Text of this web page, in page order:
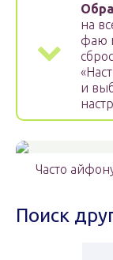
на
фаю
и
Часто
Поиск